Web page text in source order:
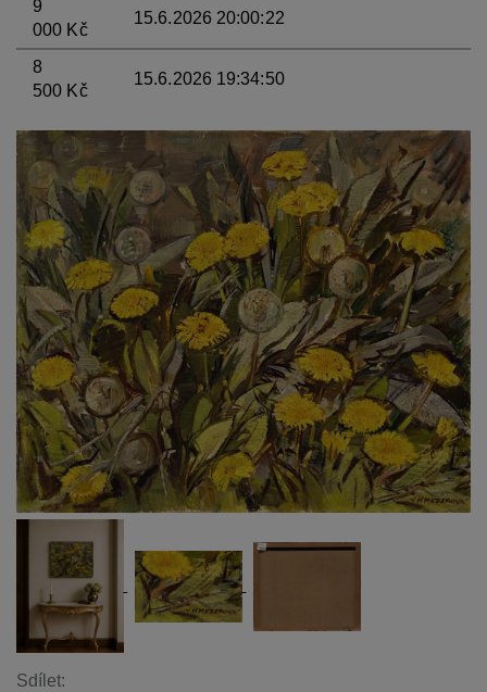
9
000 Kč
15.6.2026 20:00:22
8
500 Kč
15.6.2026 19:34:50
Sdílet: